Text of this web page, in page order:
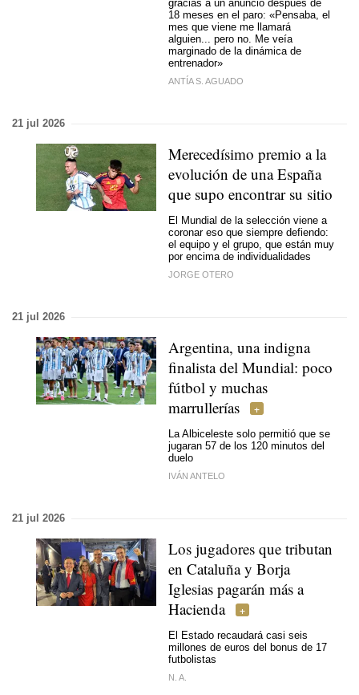
gracias a un anuncio después de
18 meses en el paro: «Pensaba, el
mes que viene me llamará
alguien... pero no. Me veía
marginado de la dinámica de
entrenador»
ANTÍA S. AGUADO
21 jul 2026
Merecedísimo premio a la
evolución de una España
que supo encontrar su sitio
El Mundial de la selección viene a
coronar eso que siempre defiendo:
el equipo y el grupo, que están muy
por encima de individualidades
JORGE OTERO
21 jul 2026
Argentina, una indigna
finalista del Mundial: poco
fútbol y muchas
marrullerías
La Albiceleste solo permitió que se
jugaran 57 de los 120 minutos del
duelo
IVÁN ANTELO
21 jul 2026
Los jugadores que tributan
en Cataluña y Borja
Iglesias pagarán más a
Hacienda
El Estado recaudará casi seis
millones de euros del bonus de 17
futbolistas
N. A.